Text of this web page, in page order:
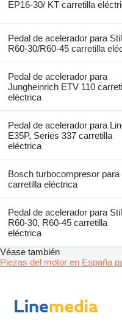
EP16-30/ KT carretilla
Pedal de acelerador para
R60-30/R60-45 carretilla
Pedal de acelerador para
Jungheinrich ETV 110
eléctrica
Pedal de acelerador para
E35P, Series 337 carretilla
eléctrica
Bosch turbocompresor para
carretilla eléctrica
Pedal de acelerador para
R60-30, R60-45 carretilla
eléctrica
Véase también
Piezas del motor en España